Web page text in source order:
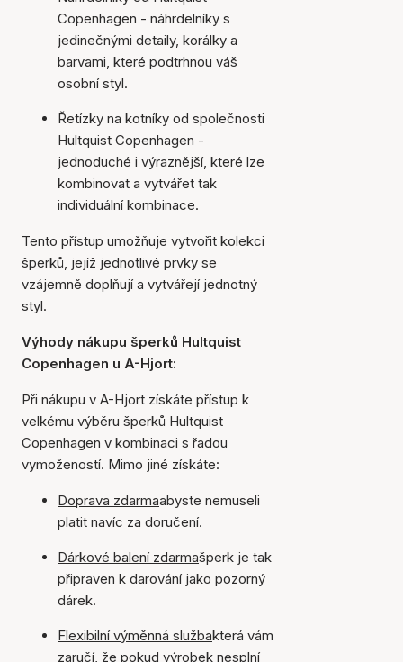
Copenhagen - náhrdelníky s
jedinečnými detaily, korálky a
barvami, které podtrhnou váš
osobní styl.
Řetízky na kotníky od společnosti
Hultquist Copenhagen -
jednoduché i výraznější, které lze
kombinovat a vytvářet tak
individuální kombinace.
Tento přístup umožňuje vytvořit kolekci
šperků, jejíž jednotlivé prvky se
vzájemně doplňují a vytvářejí jednotný
styl.
Výhody nákupu šperků Hultquist
Copenhagen u A-Hjort:
Při nákupu v A-Hjort získáte přístup k
velkému výběru šperků Hultquist
Copenhagen v kombinaci s řadou
vymožeností. Mimo jiné získáte:
Doprava zdarmaabyste nemuseli
platit navíc za doručení.
Dárkové balení zdarmašperk je tak
připraven k darování jako pozorný
dárek.
Flexibilní výměnná službakterá vám
zaručí, že pokud výrobek nesplní